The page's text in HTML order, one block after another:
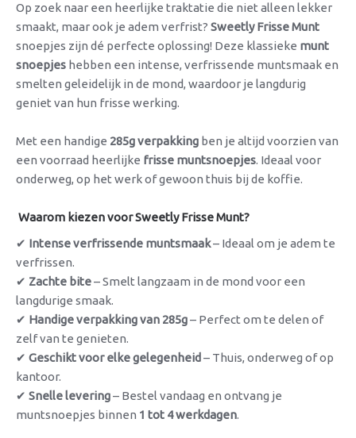
Op zoek naar een heerlijke traktatie die niet alleen lekker
smaakt, maar ook je adem verfrist? Sweetly Frisse Munt
snoepjes zijn dé perfecte oplossing! Deze klassieke munt
snoepjes hebben een intense, verfrissende muntsmaak en
smelten geleidelijk in de mond, waardoor je langdurig
geniet van hun frisse werking.
Met een handige 285g verpakking ben je altijd voorzien van
een voorraad heerlijke frisse muntsnoepjes. Ideaal voor
onderweg, op het werk of gewoon thuis bij de koffie.
Waarom kiezen voor Sweetly Frisse Munt?
✔ Intense verfrissende muntsmaak– Ideaal om je adem te
verfrissen.
✔ Zachte bite– Smelt langzaam in de mond voor een
langdurige smaak.
✔ Handige verpakking van 285g– Perfect om te delen of
zelf van te genieten.
✔ Geschikt voor elke gelegenheid – Thuis, onderweg of op
kantoor.
✔ Snelle levering– Bestel vandaag en ontvang je
muntsnoepjes binnen 1 tot 4 werkdagen.